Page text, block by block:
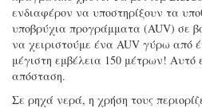
ενδιαφέρον να υποστηρίξουν τα
υποβρύχια προγράμματα (AUV) σε
να χειριστούμε ένα AUV γύρω από
μέγιστη εμβέλεια 150 μέτρων! Αυτό
απόσταση.
Σε ρηχά νερά, η χρήση τους